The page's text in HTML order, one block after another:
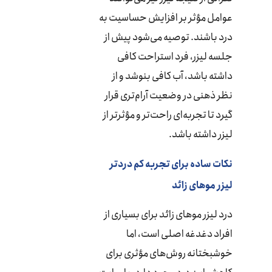
عوامل مؤثر بر افزایش حساسیت به
درد باشند. توصیه می‌شود پیش از
جلسه لیزر، فرد استراحت کافی
داشته باشد، آب کافی بنوشد و از
نظر ذهنی در وضعیت آرام‌تری قرار
گیرد تا تجربه‌ای راحت‌تر و مؤثرتر از
لیزر داشته باشد.
نکات ساده برای تجربه کم دردتر
لیزر موهای زائد
درد لیزر موهای زائد برای بسیاری از
افراد دغدغه اصلی است، اما
خوشبختانه روش‌های مؤثری برای